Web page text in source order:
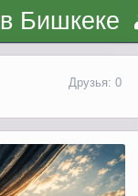
Бишкеке
Друзья: 0